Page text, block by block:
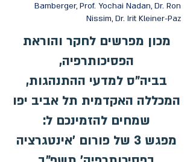
Bamberger, Prof. Yochai Nadan, Dr. Ron
Nissim, Dr. Irit Kleiner-Paz
מכון מפרשים לחקר והוראת
הפסיכותרפיה,
בביה"ס למדעי ההתנהגות,
המכללה האקדמית תל אביב יפו
שמחים להזמינכם ל:
מפגש 3 של פורום 'אינטגרציה